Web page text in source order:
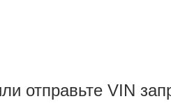
отправьте VIN